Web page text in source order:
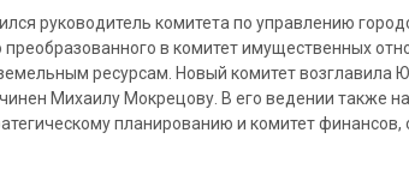
руководитель комитета по управлению
в комитет имущественных
ресурсам. Новый комитет возглавила
Михаилу Мокрецову. В его ведении также
планированию и комитет